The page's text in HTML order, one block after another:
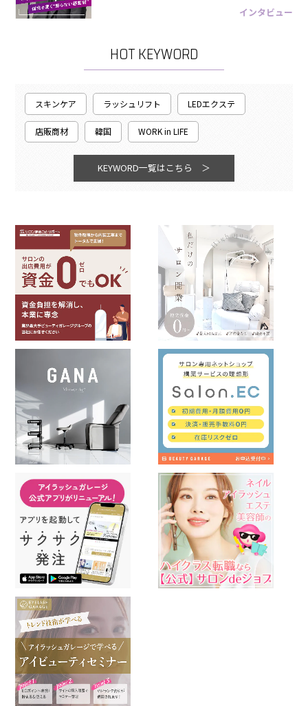
インタビュー
HOT KEYWORD
スキンケア ラッシュリフト LEDエクステ
店販商材 韓国 WORK in LIFE
KEYWORD一覧はこちら